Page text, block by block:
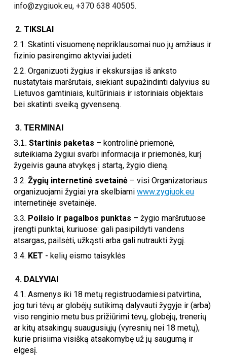
info@zygiuok.eu, +370 638 40505.
TIKSLAI
2.1. Skatinti visuomenę nepriklausomai nuo jų amžiaus ir
fizinio pasirengimo aktyviai judėti.
2.2. Organizuoti žygius ir ekskursijas iš anksto
nustatytais maršrutais, siekiant supažindinti dalyvius su
Lietuvos gamtiniais, kultūriniais ir istoriniais objektais
bei skatinti sveiką gyvenseną.
TERMINAI
3.1.Startinis paketas – kontrolinė priemonė,
suteikiama žygiui svarbi informacija ir priemonės, kurį
žygeivis gauna atvykęs į startą, žygio dieną.
3.2.Žygių internetinė svetainė – visi Organizatoriaus
organizuojami žygiai yra skelbiamiwww.zygiuok.eu
internetinėje svetainėje.
3.3. Poilsio ir pagalbos punktas – žygio maršrutuose
įrengti punktai, kuriuose: gali pasipildyti vandens
atsargas, pailsėti, užkąsti arba gali nutraukti žygį.
3.4. KET - kelių eismo taisyklės
DALYVIAI
4.1. Asmenys iki 18 metų registruodamiesi patvirtina,
jog turi tėvų ar globėjų sutikimą dalyvauti žygyje ir (arba)
viso renginio metu bus prižiūrimi tėvų, globėjų, trenerių
ar kitų atsakingų suaugusiųjų (vyresnių nei 18 metų),
kurie prisiima visišką atsakomybę už jų saugumą ir
elgesį.